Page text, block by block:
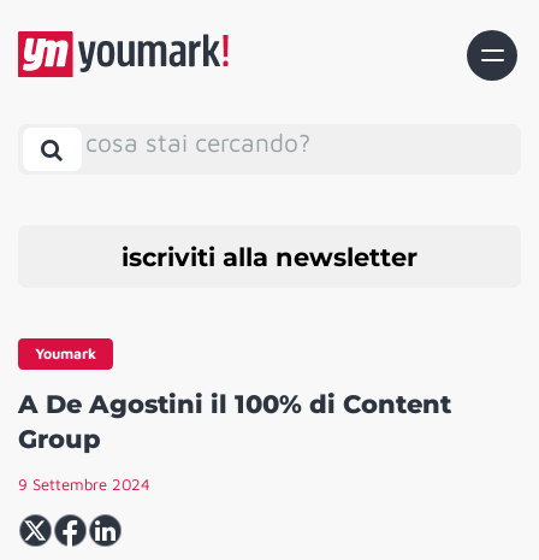
cosa stai cercando?
iscriviti alla newsletter
Youmark
A De Agostini il 100% di Content
Group
9 Settembre 2024